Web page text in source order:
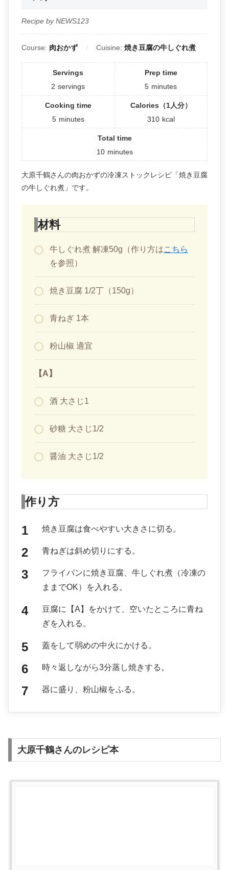
Recipe by NEWS123
Course: 肉おかず Cuisine: 焼き豆腐の牛しぐれ煮
Servings
2 servings
Prep time
5 minutes
Cooking time
5 minutes
Calories（1人分）
310 kcal
Total time
10 minutes
大原千鶴さんの肉おかずの冷凍ストックレシピ「焼き豆腐
の牛しぐれ煮」です。
材料
牛しぐれ煮 解凍50g（作り方はこちら
を参照）
焼き豆腐 1/2丁（150g）
青ねぎ 1本
粉山椒 適宜
【A】
酒 大さじ1
砂糖 大さじ1/2
醤油 大さじ1/2
作り方
焼き豆腐は食べやすい大きさに切る。
青ねぎは斜め切りにする。
フライパンに焼き豆腐、牛しぐれ煮（冷凍の
ままでOK）を入れる。
豆腐に【A】をかけて、空いたところに青ね
ぎを入れる。
蓋をして弱めの中火にかける。
時々返しながら3分蒸し焼きする。
器に盛り、粉山椒をふる。
大原千鶴さんのレシピ本